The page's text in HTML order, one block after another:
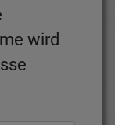
wird